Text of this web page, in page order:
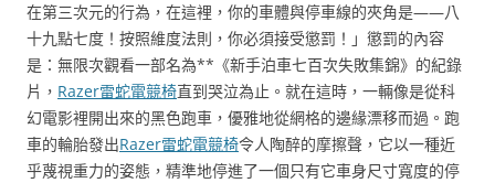
在第三次元的行為，在這裡，你的車體與停車線的夾角是——八
十九點七度！按照維度法則，你必須接受懲罰！」懲罰的內容
是：無限次觀看一部名為**《新手泊車七百次失敗集錦》的紀錄
片， Razer雷蛇電競椅直到哭泣為止。就在這時，一輛像是從科
幻電影裡開出來的黑色跑車，優雅地從網格的邊緣漂移而過。跑
車的輪胎發出Razer雷蛇電競椅令人陶醉的摩擦聲，它以一種近
乎蔑視重力的姿態，精準地停進了一個只有它車身尺寸寬度的停